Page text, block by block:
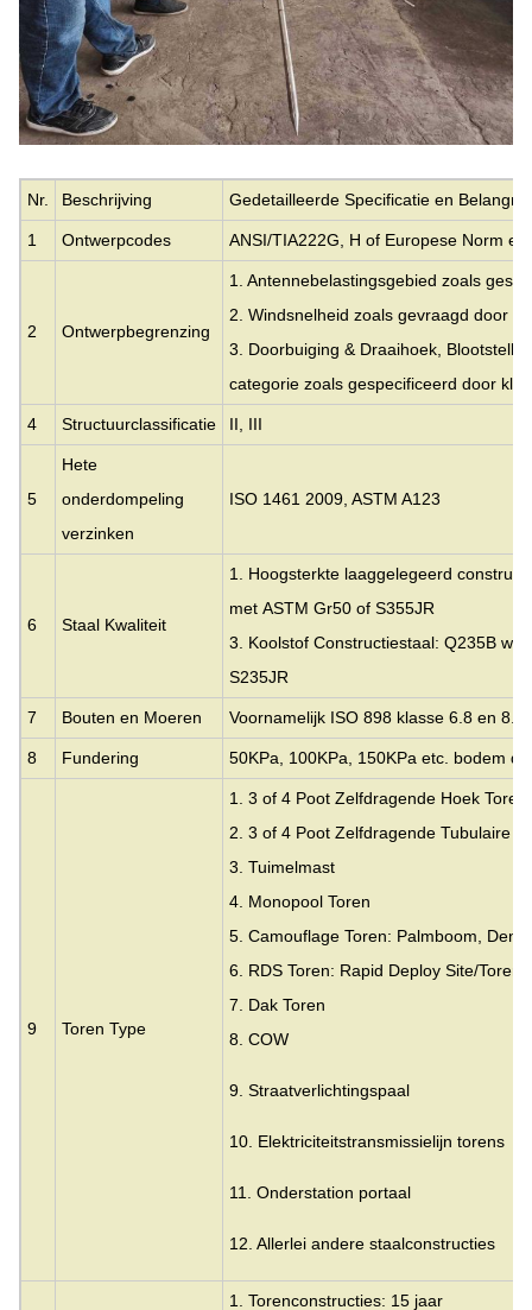
Nr. Beschrijving Gedetailleerde Specificatie en
1 Ontwerpcodes ANSI/TIA222G, H of Europese Norm
2 Ontwerpbegrenzing
1. Antennebelastingsgebied zoals
2. Windsnelheid zoals gevraagd door
3. Doorbuiging & Draaihoek,
categorie zoals gespecificeerd door
4 Structuurclassificatie II, III
5
Hete
onderdompeling
verzinken
ISO 1461 2009, ASTM A123
6 Staal Kwaliteit
1. Hoogsterkte laaggelegeerd
met ASTM Gr50 of S355JR
3. Koolstof Constructiestaal: Q235B
S235JR
7 Bouten en Moeren Voornamelijk ISO 898 klasse 6.8 en 8.8
8 Fundering 50KPa, 100KPa, 150KPa etc. bodem
9 Toren Type
1. 3 of 4 Poot Zelfdragende Hoek Toren
2. 3 of 4 Poot Zelfdragende Tubulaire
3. Tuimelmast
4. Monopool Toren
5. Camouflage Toren: Palmboom, Den,
6. RDS Toren: Rapid Deploy Site/Toren
7. Dak Toren
8. COW
9. Straatverlichtingspaal
10. Elektriciteitstransmissielijn torens
11. Onderstation portaal
12. Allerlei andere staalconstructies
1. Torenconstructies: 15 jaar